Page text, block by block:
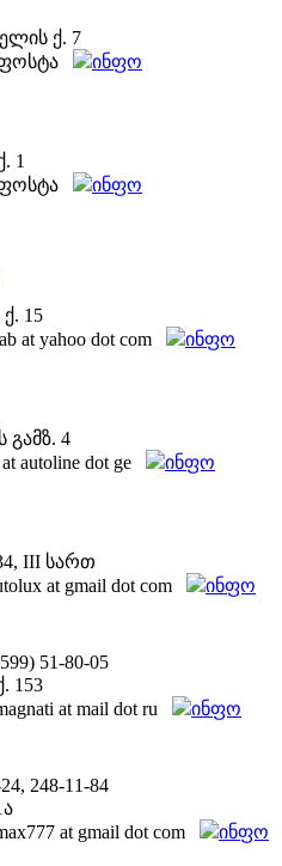
ქ. 7
ინფო
1
ინფო
15
at yahoo dot com ინფო
4
at autoline dot ge ინფო
III სართ
at gmail dot com ინფო
51-80-05
153
at mail dot ru ინფო
248-11-84
at gmail dot com ინფო